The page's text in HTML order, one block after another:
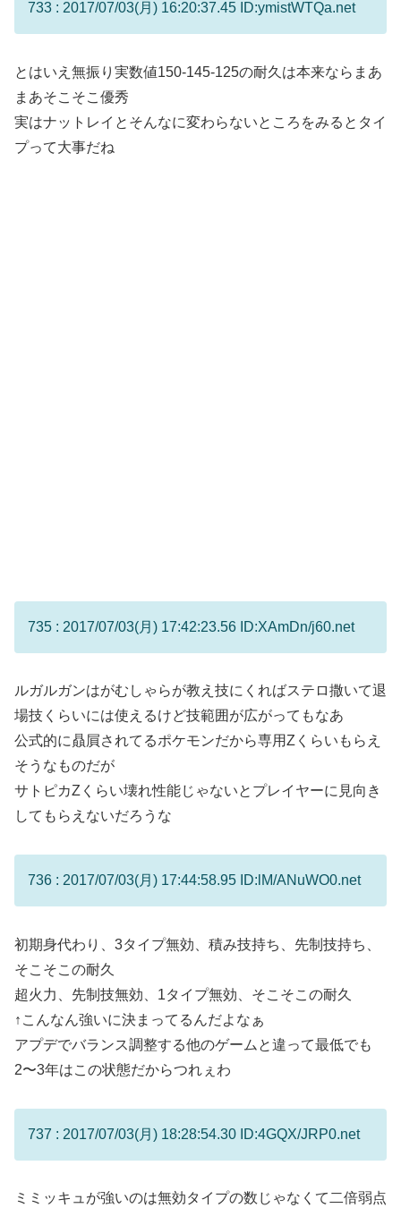
733 : 2017/07/03(月) 16:20:37.45 ID:ymistWTQa.net
とはいえ無振り実数値150-145-125の耐久は本来ならまあ
まあそこそこ優秀
実はナットレイとそんなに変わらないところをみるとタイ
プって大事だね
735 : 2017/07/03(月) 17:42:23.56 ID:XAmDn/j60.net
ルガルガンはがむしゃらが教え技にくればステロ撒いて退
場技くらいには使えるけど技範囲が広がってもなあ
公式的に贔屓されてるポケモンだから専用Zくらいもらえ
そうなものだが
サトピカZくらい壊れ性能じゃないとプレイヤーに見向き
してもらえないだろうな
736 : 2017/07/03(月) 17:44:58.95 ID:lM/ANuWO0.net
初期身代わり、3タイプ無効、積み技持ち、先制技持ち、
そこそこの耐久
超火力、先制技無効、1タイプ無効、そこそこの耐久
↑こんなん強いに決まってるんだよなぁ
アプデでバランス調整する他のゲームと違って最低でも
2〜3年はこの状態だからつれぇわ
737 : 2017/07/03(月) 18:28:54.30 ID:4GQX/JRP0.net
ミミッキュが強いのは無効タイプの数じゃなくて二倍弱点